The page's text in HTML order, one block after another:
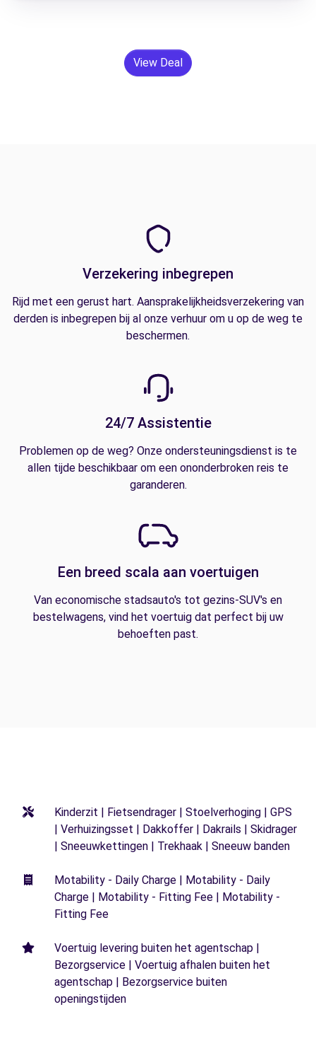
View Deal
Verzekering inbegrepen
Rijd met een gerust hart. Aansprakelijkheidsverzekering van
derden is inbegrepen bij al onze verhuur om u op de weg te
beschermen.
24/7 Assistentie
Problemen op de weg? Onze ondersteuningsdienst is te
allen tijde beschikbaar om een ononderbroken reis te
garanderen.
Een breed scala aan voertuigen
Van economische stadsauto's tot gezins-SUV's en
bestelwagens, vind het voertuig dat perfect bij uw
behoeften past.
Kinderzit | Fietsendrager | Stoelverhoging | GPS
| Verhuizingsset | Dakkoffer | Dakrails | Skidrager
| Sneeuwkettingen | Trekhaak | Sneeuw banden
Motability - Daily Charge | Motability - Daily
Charge | Motability - Fitting Fee | Motability -
Fitting Fee
Voertuig levering buiten het agentschap |
Bezorgservice | Voertuig afhalen buiten het
agentschap | Bezorgservice buiten
openingstijden